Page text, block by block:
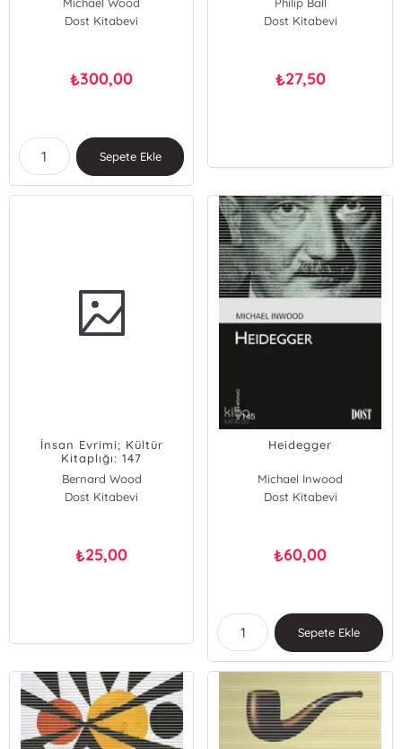
Dost Kitabevi
₺300,00
Sepete Ekle
Dost Kitabevi
₺27,50
İnsan Evrimi; Kültür
Kitaplığı: 147
Bernard Wood
Dost Kitabevi
₺25,00
Heidegger
Michael Inwood
Dost Kitabevi
₺60,00
Sepete Ekle